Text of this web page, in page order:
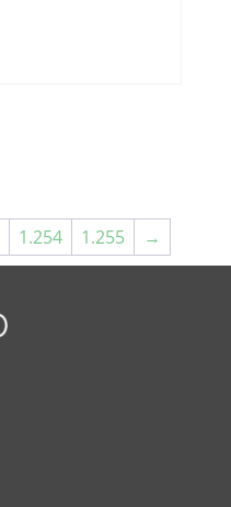
1.254 1.255 →